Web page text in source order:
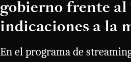
gobierno frente al
indicaciones a la
En el programa de